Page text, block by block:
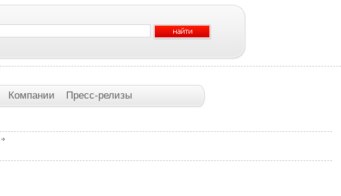
Компании Пресс-релизы